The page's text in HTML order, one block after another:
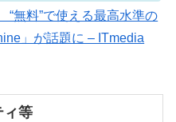
無料”で使える最高水準の
」が話題に – ITmedia
ィ等